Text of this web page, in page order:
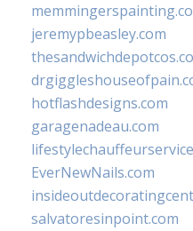
jeremypbeasley.com
hotflashdesigns.com
garagenadeau.com
EverNewNails.com
salvatoresinpoint.com